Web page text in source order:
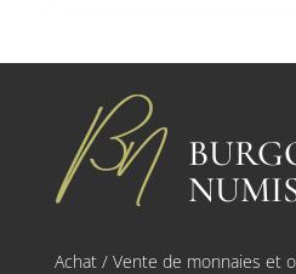
Achat / Vente de monnaies et